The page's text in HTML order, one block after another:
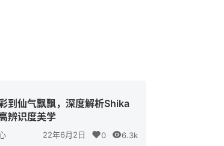
到仙气飘飘，深度解析Shika
辨识度美学
22年6月2日 0 6.3k